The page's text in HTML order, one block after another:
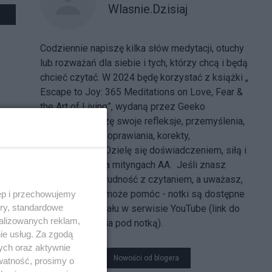
Wlasnie.Dzisiaj
Codziennie napiszę kilka słów medytacji, otuchy
lub rozważań dla siebie i tych, którzy chcą i będą
chcieć czytać. W 2024 będę korzystać z książki „
Escape to Joy: 365 Meditations on Love, Fear &
the Art of Living”, wydaną przez Geeko
Publishing. Piszę swoje refleksje, przemyślenia,
co czuję - bez poprawiania, korekty,
zastanawiania. Dzielę się doświadczeniem, siłą i
nadzieją. Jak na mityngach AA. Jeśli znasz
kogoś, kto ma trudność z czytaniem, a uważasz,
że to, co piszę może pomóc - notki są dostępne
w formie materiału w serwisie YouTube (link do
konkretnego dnia pod notką).
Nowości od blogera
i przechowujemy
standardowe
reklam,
usług. Za zgodą
oraz aktywnie
prosimy o